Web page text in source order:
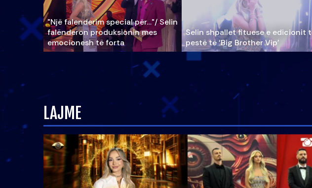
"Një falenderim special për…"/ Selin
falënderon produksionin mes
emocionesh të forta
Selin shpallet fituese e edicionit
pestë të ‘Big Brother Vip’
LAJME